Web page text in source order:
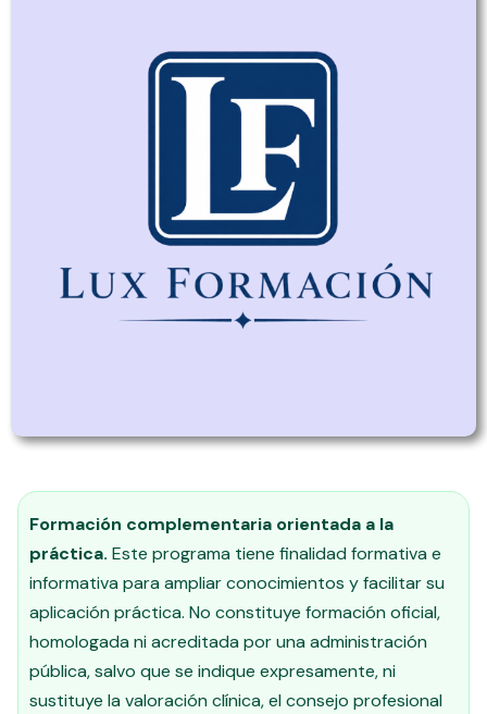
Formación complementaria orientada a la
práctica. Este programa tiene finalidad formativa e
informativa para ampliar conocimientos y facilitar su
aplicación práctica. No constituye formación oficial,
homologada ni acreditada por una administración
pública, salvo que se indique expresamente, ni
sustituye la valoración clínica, el consejo profesional